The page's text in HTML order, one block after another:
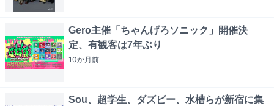
Gero主催「ちゃんげろソニック」開催決
定、有観客は7年ぶり
10か月前
Sou、超学生、ダズビー、水槽らが新宿に集